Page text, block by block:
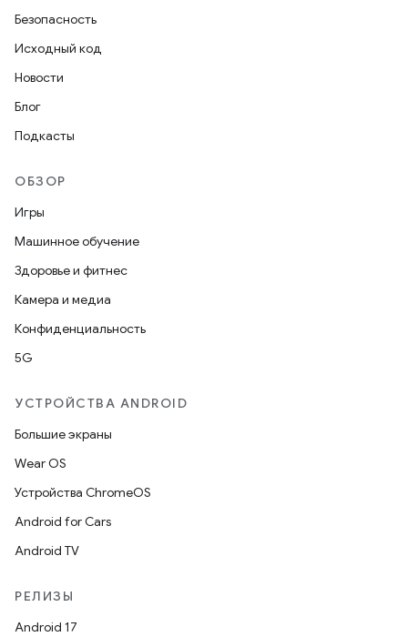
Безопасность
Исходный код
Новости
Блог
Подкасты
ОБЗОР
Игры
Машинное обучение
Здоровье и фитнес
Камера и медиа
Конфиденциальность
5G
УСТРОЙСТВА ANDROID
Большие экраны
Wear OS
Устройства ChromeOS
Android for Cars
Android TV
РЕЛИЗЫ
Android 17